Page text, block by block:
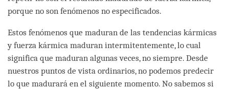
porque no son fenómenos no especificados.
Estos fenómenos que maduran de las tendencias kármicas
y fuerza kármica maduran intermitentemente, lo cual
significa que maduran algunas veces, no siempre. Desde
nuestros puntos de vista ordinarios, no podemos predecir
lo que madurará en el siguiente momento. No sabemos si